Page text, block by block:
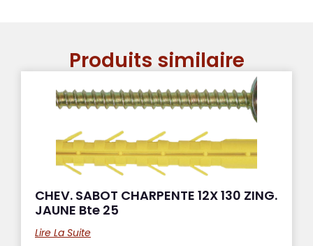
Produits similaire
CHEV. SABOT CHARPENTE 12X 130 ZING.
JAUNE Bte 25
Lire La Suite